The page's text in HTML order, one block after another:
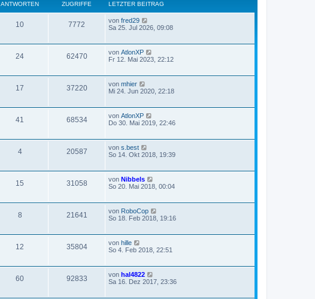
ANTWORTEN ZUGRIFFE LETZTER BEITRAG
10 7772 von fred29
Sa 25. Jul 2026, 09:08
24 62470 von AtlonXP
Fr 12. Mai 2023, 22:12
17 37220 von mhier
Mi 24. Jun 2020, 22:18
41 68534 von AtlonXP
Do 30. Mai 2019, 22:46
4 20587 von s.best
So 14. Okt 2018, 19:39
15 31058 von Nibbels
So 20. Mai 2018, 00:04
8 21641 von RoboCop
So 18. Feb 2018, 19:16
12 35804 von hille
So 4. Feb 2018, 22:51
60 92833 von hal4822
Sa 16. Dez 2017, 23:36